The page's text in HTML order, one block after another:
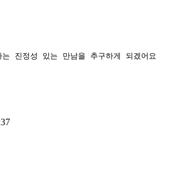
는 진정성 있는 만남을 추구하게 되겠어요